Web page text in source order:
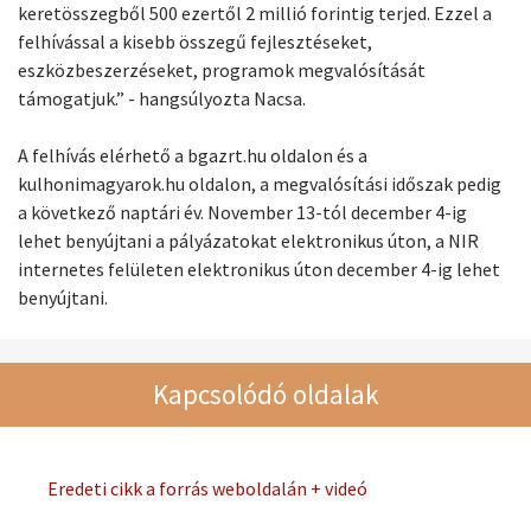
keretösszegből 500 ezertől 2 millió forintig terjed. Ezzel a
felhívással a kisebb összegű fejlesztéseket,
eszközbeszerzéseket, programok megvalósítását
támogatjuk.” - hangsúlyozta Nacsa.
A felhívás elérhető a bgazrt.hu oldalon és a
kulhonimagyarok.hu oldalon, a megvalósítási időszak pedig
a következő naptári év. November 13-tól december 4-ig
lehet benyújtani a pályázatokat elektronikus úton, a NIR
internetes felületen elektronikus úton december 4-ig lehet
benyújtani.
Kapcsolódó oldalak
Eredeti cikk a forrás weboldalán + videó